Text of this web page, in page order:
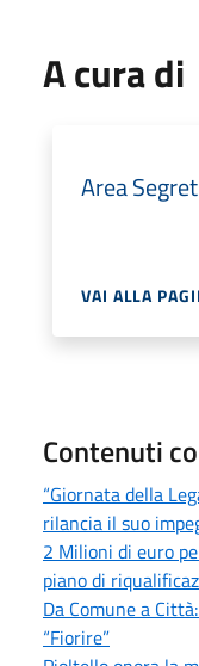
A cura di
Area
VAI ALLA
Contenuti
“Giornata della
rilancia il suo
2 Milioni di euro
piano di
Da Comune a
“Fiorire”